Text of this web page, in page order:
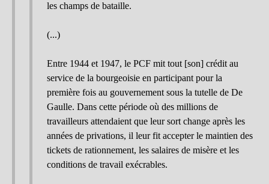
les champs de bataille.
(...)
Entre 1944 et 1947, le PCF mit tout [son] crédit au
service de la bourgeoisie en participant pour la
première fois au gouvernement sous la tutelle de De
Gaulle. Dans cette période où des millions de
travailleurs attendaient que leur sort change après les
années de privations, il leur fit accepter le maintien des
tickets de rationnement, les salaires de misère et les
conditions de travail exécrables.